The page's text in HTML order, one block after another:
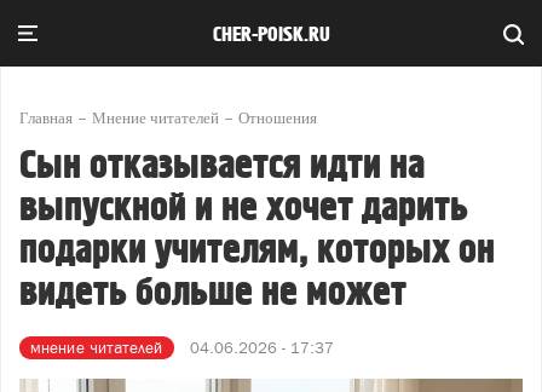
CHER-POISK.RU
Главная Мнение читателей Отношения
Сын отказывается идти на
выпускной и не хочет дарить
подарки учителям, которых он
видеть больше не может
мнение читателей 04.06.2026 - 17:37